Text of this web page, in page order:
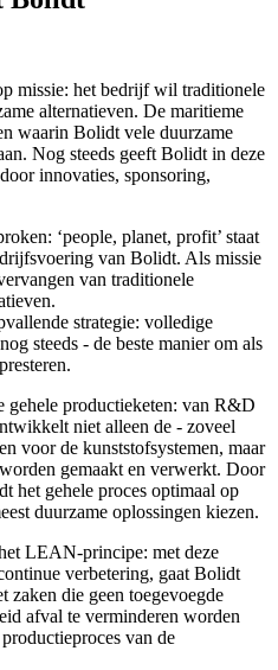
missie: het bedrijf wil traditionele
alternatieven. De maritieme
waarin Bolidt vele duurzame
Nog steeds geeft Bolidt in deze
innovaties, sponsoring,
‘people, planet, profit’ staat
van Bolidt. Als missie
van traditionele
strategie: volledige
steeds - de beste manier om als
gehele productieketen: van R&D
niet alleen de - zoveel
voor de kunststofsystemen, maar
gemaakt en verwerkt. Door
het gehele proces optimaal op
duurzame oplossingen kiezen.
LEAN-principe: met deze
verbetering, gaat Bolidt
zaken die geen toegevoegde
afval te verminderen worden
van de